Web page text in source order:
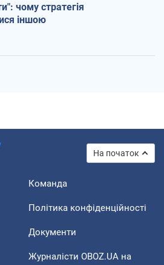
чому стратегія
іншою
На початок
Команда
Політика конфіденційності
Документи
Журналісти OBOZ.UA на